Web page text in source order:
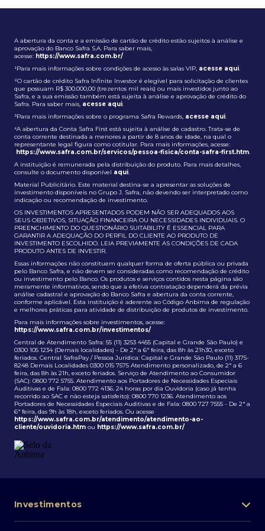
A abertura da conta e a emissão de cartão de crédito estão sujeitos à análise e
aprovação do Banco Safra S.A. Para saber mais,
acesse: https://www.safra.com.br/
¹Para mais informações sobre condições de acesso às salas VIP, acesse aqui.
²O cartão de crédito Safra Infinite Investor é elegível para solicitação de clientes
que possuam R$ 300.000,00 (trezentos mil reais) ou mais investidos junto ao
Safra, e a sua emissão também está sujeita à análise e aprovação de crédito do
Safra. Para saber mais, acesse aqui.
³Para mais informações sobre o programa Safra Rewards, acesse aqui.
⁴A abertura da Conta Safra First está sujeita à análise de cadastro. Trata-se de
conta corrente destinada a menores a partir de 8 anos de idade, na qual o
representante legal figura como cotitular. Para mais informações, acesse:
https://www.safra.com.br/servicos/pessoa-fisica/conta-safra-first.htm.
A instituição é remunerada pela distribuição do produto. Para mais detalhes,
consulte o documento disponível aqui.
Material Publicitário. Este material destina-se a apresentar as soluções de
investimento disponíveis no Grupo J. Safra, não devendo ser interpretado como
indicação ou recomendação de investimento.
OS INVESTIMENTOS APRESENTADOS PODEM NÃO SER ADEQUADOS AOS
SEUS OBJETIVOS, SITUAÇÃO FINANCEIRA OU NECESSIDADES INDIVIDUAIS. O
PREENCHIMENTO DO QUESTIONÁRIO SUITABILITY É ESSENCIAL PARA
GARANTIR A ADEQUAÇÃO DO PERFIL DO CLIENTE AO PRODUTO DE
INVESTIMENTO ESCOLHIDO. LEIA PREVIAMENTE AS CONDIÇÕES DE CADA
PRODUTO ANTES DE INVESTIR.
Essas informações não constituem qualquer forma de oferta pública ou privada
pelo Banco Safra, e não devem ser consideradas como recomendação de crédito
ou investimento pelo Banco. Os produtos e serviços contidos nesta página são
meramente informativos, sendo que a efetiva contratação dependerá da prévia
análise cadastral e aprovação do Banco Safra e abertura da conta corrente,
conforme aplicável. Esta instituição é aderente ao Código Anbima de regulação
e melhores práticas para atividade de distribuição de produtos de investimento.
Para mais informações sobre investimentos, acesse:
https://www.safra.com.br/investimentos/
Central de Atendimento Safra: 55 (11) 3253 4455 (Capital e Grande São Paulo) e
0300 105 1234 (Demais localidades) - De 2ª a 6ª feira, das 8h às 21h30, exceto
feriados. Central SafraPay / Pessoa Jurídica: Capital e Grande São Paulo (11) 3175-
8248 Demais Localidades 0300 015 7575 Atendimento personalizado, de 2ª a 6
feira, das 8h às 21h, exceto feriados. Serviço de Atendimento ao Consumidor
(SAC): 0800 772 5755. Atendimento aos Portadores de Necessidades Especiais
Auditivas e de Fala: 0800 772 4136. 24 horas por dia Ouvidoria (caso já tenha
recorrido ao SAC e não esteja satisfeito): 0800 770 1236. Atendimento aos
Portadores de Necessidades Especiais Auditivas e de Fala: 0800 727 7555 - De 2ª a
6ª feira, das 9h às 18h, exceto feriados. Ou acesse
https://www.safra.com.br/atendimento/atendimento-ao-
cliente/ouvidoria.htm ou https://www.safra.com.br/
Investimentos